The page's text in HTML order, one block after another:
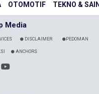
OTOMOTIF TEKNO &
Media
DISCLAIMER PEDOMAN
ANCHORS